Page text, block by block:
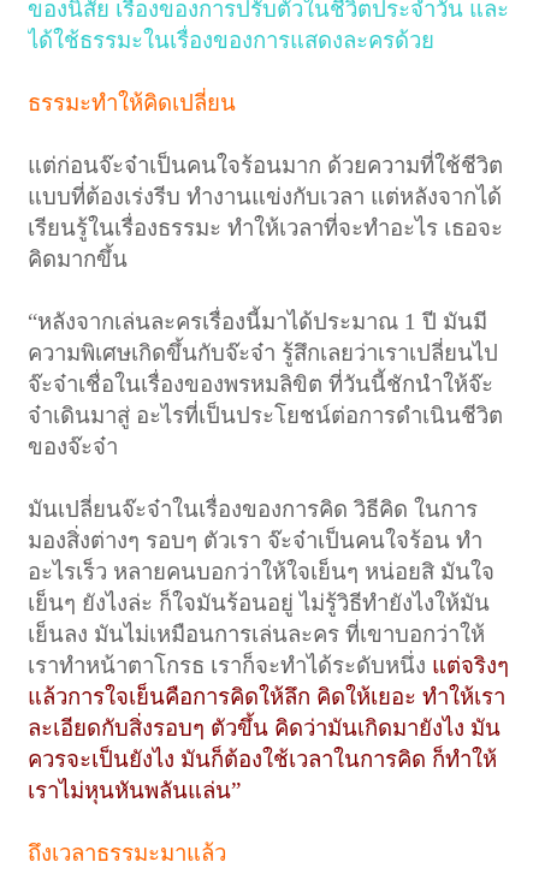
ของนิสัย เรื่องของการปรับตัวในชีวิตประจำวัน และ
ได้ใช้ธรรมะในเรื่องของการแสดงละครด้วย
ธรรมะทำให้คิดเปลี่ยน
แต่ก่อนจ๊ะจ๋าเป็นคนใจร้อนมาก ด้วยความที่ใช้ชีวิต
แบบที่ต้องเร่งรีบ ทำงานแข่งกับเวลา แต่หลังจากได้
เรียนรู้ในเรื่องธรรมะ ทำให้เวลาที่จะทำอะไร เธอจะ
คิดมากขึ้น
“หลังจากเล่นละครเรื่องนี้มาได้ประมาณ 1 ปี มันมี
ความพิเศษเกิดขึ้นกับจ๊ะจ๋า รู้สึกเลยว่าเราเปลี่ยนไป
จ๊ะจ๋าเชื่อในเรื่องของพรหมลิขิต ที่วันนี้ชักนำให้จ๊ะ
จ๋าเดินมาสู่ อะไรที่เป็นประโยชน์ต่อการดำเนินชีวิต
ของจ๊ะจ๋า
มันเปลี่ยนจ๊ะจ๋าในเรื่องของการคิด วิธีคิด ในการ
มองสิ่งต่างๆ รอบๆ ตัวเรา จ๊ะจ๋าเป็นคนใจร้อน ทำ
อะไรเร็ว หลายคนบอกว่าให้ใจเย็นๆ หน่อยสิ มันใจ
เย็นๆ ยังไงล่ะ ก็ใจมันร้อนอยู่ ไม่รู้วิธีทำยังไงให้มัน
เย็นลง มันไม่เหมือนการเล่นละคร ที่เขาบอกว่าให้
เราทำหน้าตาโกรธ เราก็จะทำได้ระดับหนึ่ง แต่จริงๆ
แล้วการใจเย็นคือการคิดให้ลึก คิดให้เยอะ ทำให้เรา
ละเอียดกับสิ่งรอบๆ ตัวขึ้น คิดว่ามันเกิดมายังไง มัน
ควรจะเป็นยังไง มันก็ต้องใช้เวลาในการคิด ก็ทำให้
เราไม่หุนหันพลันแล่น”
ถึงเวลาธรรมะมาแล้ว